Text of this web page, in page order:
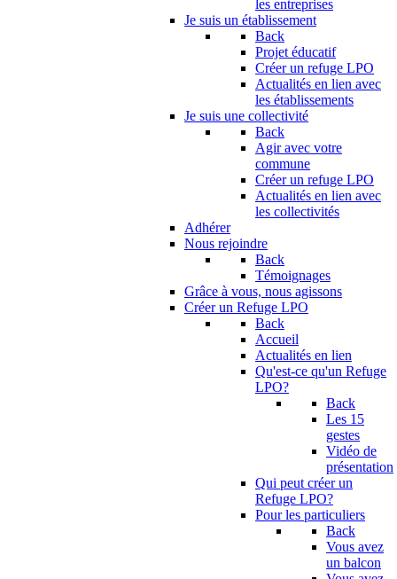
les entreprises
Je suis un établissement
Back
Projet éducatif
Créer un refuge LPO
Actualités en lien avec
les établissements
Je suis une collectivité
Back
Agir avec votre
commune
Créer un refuge LPO
Actualités en lien avec
les collectivités
Adhérer
Nous rejoindre
Back
Témoignages
Grâce à vous, nous agissons
Créer un Refuge LPO
Back
Accueil
Actualités en lien
Qu'est-ce qu'un Refuge
LPO?
Back
Les 15
gestes
Vidéo de
présentation
Qui peut créer un
Refuge LPO?
Pour les particuliers
Back
Vous avez
un balcon